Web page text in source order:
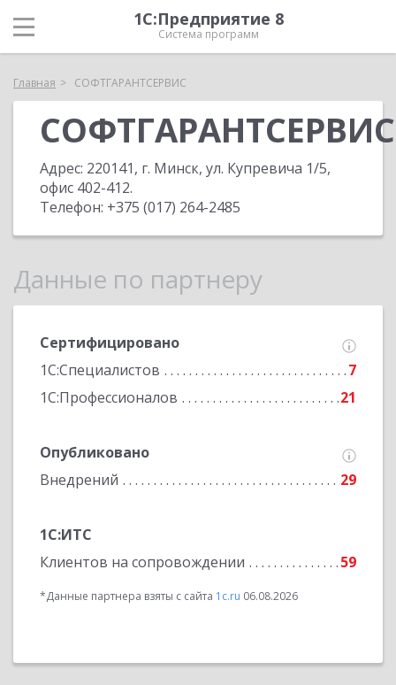
1С:Предприятие 8
Система программ
Главная СОФТГАРАНТСЕРВИС
СОФТГАРАНТСЕРВИС
Адрес: 220141, г. Минск, ул. Купревича 1/5,
офис 402-412.
Телефон: +375 (017) 264-2485
Данные по партнеру
Сертифицировано
1С:Специалистов
7
1С:Профессионалов
21
Опубликовано
Внедрений
29
1С:ИТС
Клиентов на сопровождении
59
*Данные партнера взяты с сайта 1c.ru 06.08.2026